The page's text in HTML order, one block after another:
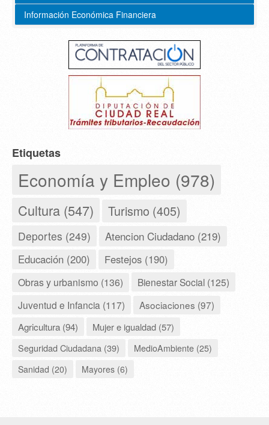
Información Económica Financiera
Etiquetas
Economía y Empleo (978)
Cultura (547) Turismo (405)
Deportes (249) Atencion Ciudadano (219)
Educación (200) Festejos (190)
Obras y urbanismo (136)
Bienestar Social (125)
Juventud e Infancia (117)
Asociaciones (97)
Agricultura (94)
Mujer e igualdad (57)
Seguridad Ciudadana (39)
MedioAmbiente (25)
Sanidad (20)
Mayores (6)